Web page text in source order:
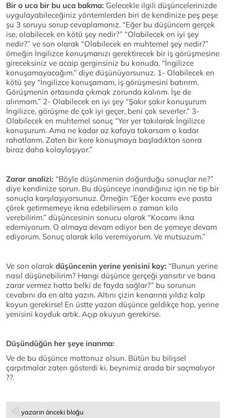
Bir o uca bir bu uca bakma: Gelecekle ilgili düşüncelerinizde
uygulayabileceğiniz yöntemlerden biri de kendinize peş peşe
şu 3 soruyu sorup cevaplamanız. “Eğer bu düşüncem gerçek
ise, olabilecek en kötü şey nedir?” “Olabilecek en iyi şey
nedir?” ve son olarak “Olabilecek en muhtemel şey nedir?”
örneğin İngilizce konuşmanızı gerektirecek bir iş görüşmesine
gireceksiniz ve acaip gerginsiniz bu konuda. “İngilizce
konuşamayacağım.” diye düşünüyorsunuz. 1- Olabilecek en
kötü şey “İngilizce konuşamam, iş görüşmesini batırırm.
Görüşmenin ortasında çıkmak zorunda kalırım. İşe de
alınmam.” 2- Olabilecek en iyi şey “Şakır şakır konuşurum
İngilizce, görüşme de çok iyi geçer, beni çok severler.” 3-
Olabilecek en muhtemel sonuç “Yer yer takılarak İngilizce
konuşurum. Ama ne kadar az kafaya takarsam o kadar
rahatlarım. Zaten bir kere konuşmaya başladıktan sonra
biraz daha kolaylaşıyor.”
Zarar analizi: “Böyle düşünmenin doğurduğu sonuçlar ne?”
diye kendinize sorun. Bu düşünceye inandığınız için ne tip bir
sonuçla karşılaşıyorsunuz. Örneğin “Eğer kocamı eve pasta
çörek getirmemeye ikna edebilirsem o zaman kilo
verebilirim.” düşüncesinin sonucu olarak “Kocamı ikna
edemiyorum. O almaya devam ediyor ben de yemeye devam
ediyorum. Sonuç olarak kilo veremiyorum. Ve mutsuzum.”
Ve son olarak düşüncenin yerine yenisini koy: “Bunun yerine
nasıl düşünebilirim? Hangi düşünce gerçeği yansıtır ve bana
zarar vermez hatta belki de fayda sağlar?” bu sorunun
cevabını da en alta yazın. Altını çizin kenarına yıldız kalp
koyun gerekirse! En üstte yazan düşünce geldikçe hop, yerine
yenisini koyduk artık. Açıp okuyun gerekirse.
Düşündüğün her şeye inanma:
Ve de bu düşünce mottonuz olsun. Bütün bu bilişsel
çarpıtmalar zaten gösterdi ki, beynimiz arada bir saçmalıyor
??.
yazarın önceki bloğu